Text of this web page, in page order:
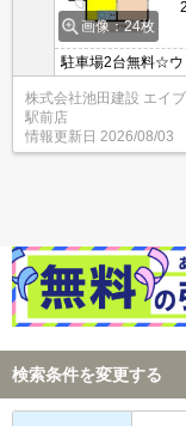
画像：24枚
駐車場2台無料☆
株式会社池田建設 エイ
駅前店
情報更新日 2026/08/03
検索条件を変更する